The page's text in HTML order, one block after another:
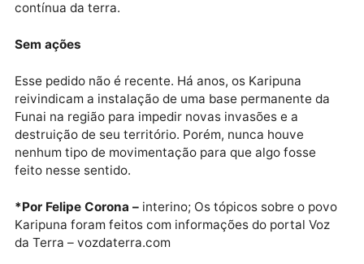
constroem pontes e montam acampamentos
punidos. As árvores marcadas estão destinadas ao
corte, remoção e transporte por maquinário pesado.
Karipuna 8
“Queremos uma base permanente para ampliar as
ações de proteção do território Karipuna. Há uma
alertou André. Entre 2020 e 2021, a Terra Indígena
Karipuna foi a mais desmatada entre as 69 terras